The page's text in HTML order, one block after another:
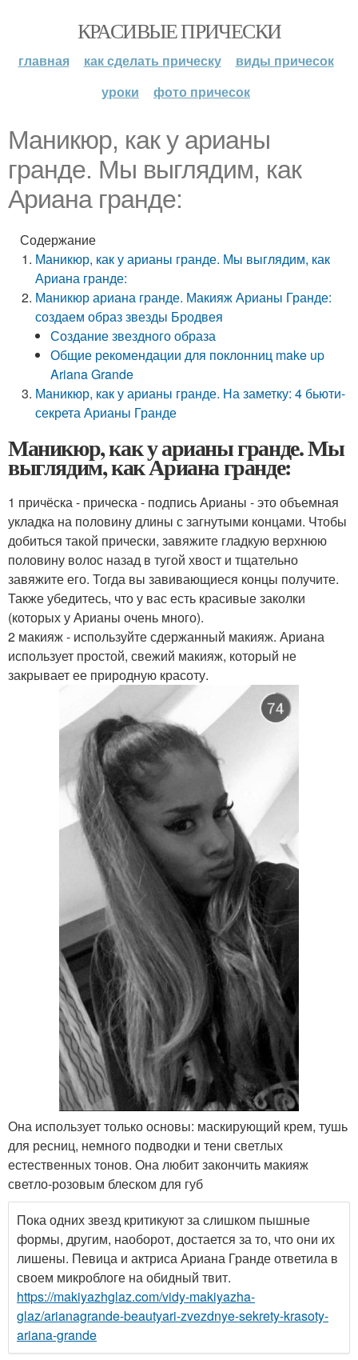
КРАСИВЫЕ ПРИЧЕСКИ
главная как сделать прическу
виды причесок
уроки
фото причесок
Маникюр, как у арианы
гранде. Мы выглядим, как
Ариана гранде:
Содержание
Маникюр, как у арианы гранде. Мы выглядим, как
Ариана гранде:
Маникюр ариана гранде. Макияж Арианы Гранде:
создаем образ звезды Бродвея
Создание звездного образа
Общие рекомендации для поклонниц make up
Ariana Grande
Маникюр, как у арианы гранде. На заметку: 4 бьюти-
секрета Арианы Гранде
Маникюр, как у арианы гранде. Мы
выглядим, как Ариана гранде:
1 причёска - прическа - подпись Арианы - это объемная
укладка на половину длины с загнутыми концами. Чтобы
добиться такой прически, завяжите гладкую верхнюю
половину волос назад в тугой хвост и тщательно
завяжите его. Тогда вы завивающиеся концы получите.
Также убедитесь, что у вас есть красивые заколки
(которых у Арианы очень много).
2 макияж - используйте сдержанный макияж. Ариана
использует простой, свежий макияж, который не
закрывает ее природную красоту.
Она использует только основы: маскирующий крем, тушь
для ресниц, немного подводки и тени светлых
естественных тонов. Она любит закончить макияж
светло-розовым блеском для губ
Пока одних звезд критикуют за слишком пышные
формы, другим, наоборот, достается за то, что они их
лишены. Певица и актриса Ариана Гранде ответила в
своем микроблоге на обидный твит.
https://makiyazhglaz.com/vidy-makiyazha-
glaz/arianagrande-beautyari-zvezdnye-sekrety-krasoty-
ariana-grande